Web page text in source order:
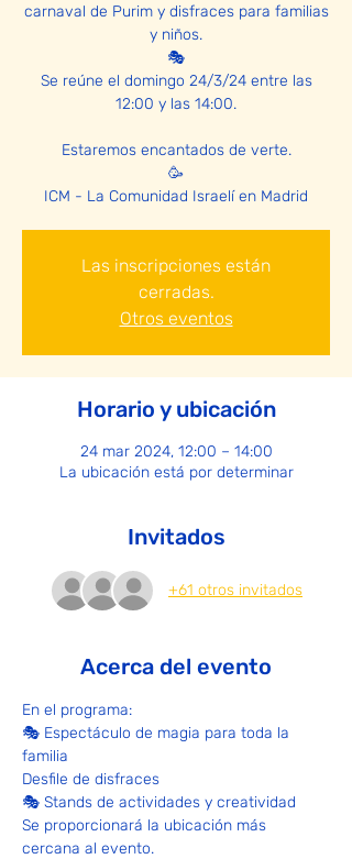
carnaval de Purim y disfraces para familias
y niños.
🎭
Se reúne el domingo 24/3/24 entre las
12:00 y las 14:00.
Estaremos encantados de verte.
🥳
ICM - La Comunidad Israelí en Madrid
Las inscripciones están
cerradas.
Otros eventos
Horario y ubicación
24 mar 2024, 12:00 – 14:00
La ubicación está por determinar
Invitados
+61 otros invitados
Acerca del evento
En el programa:
🎭 Espectáculo de magia para toda la
familia
Desfile de disfraces
🎭 Stands de actividades y creatividad
Se proporcionará la ubicación más
cercana al evento.